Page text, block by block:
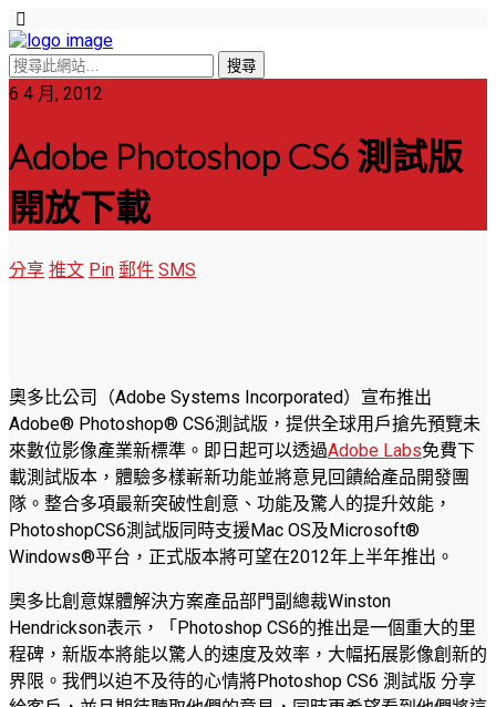
6 4 月, 2012
Adobe Photoshop CS6 測試版
開放下載
分享 推文 Pin 郵件 SMS
奧多比公司（Adobe Systems Incorporated）宣布推出
Adobe® Photoshop® CS6測試版，提供全球用戶搶先預覽未
來數位影像產業新標準。即日起可以透過Adobe Labs免費下
載測試版本，體驗多樣嶄新功能並將意見回饋給產品開發團
隊。整合多項最新突破性創意、功能及驚人的提升效能，
PhotoshopCS6測試版同時支援Mac OS及Microsoft®
Windows®平台，正式版本將可望在2012年上半年推出。
奧多比創意媒體解決方案產品部門副總裁Winston
Hendrickson表示，「Photoshop CS6的推出是一個重大的里
程碑，新版本將能以驚人的速度及效率，大幅拓展影像創新的
界限。我們以迫不及待的心情將Photoshop CS6 測試版 分享